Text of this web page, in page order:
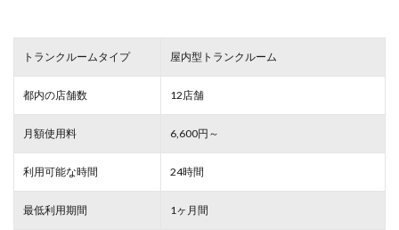
トランクルームタイプ 屋内型トランクルーム
都内の店舗数 12店舗
月額使用料 6,600円～
利用可能な時間 24時間
最低利用期間 1ヶ月間